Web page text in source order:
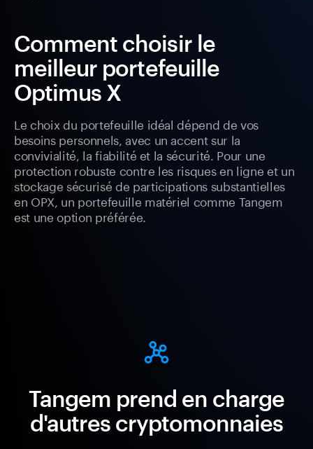
Comment choisir le
meilleur portefeuille
Optimus X
Le choix du portefeuille idéal dépend de vos
besoins personnels, avec un accent sur la
convivialité, la fiabilité et la sécurité. Pour une
protection robuste contre les risques en ligne et un
stockage sécurisé de participations substantielles
en OPX, un portefeuille matériel comme Tangem
est une option préférée.
Tangem prend en charge
d'autres cryptomonnaies